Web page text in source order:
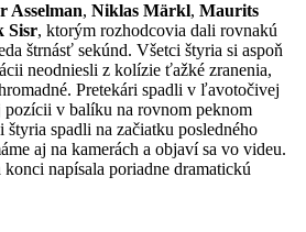
Asselman, Niklas Märkl, Maurits
Sisr, ktorým rozhodcovia dali rovnakú
štrnásť sekúnd. Všetci štyria si aspoň
neodniesli z kolízie ťažké zranenia,
Pretekári spadli v ľavotočivej
pozícii v balíku na rovnom peknom
spadli na začiatku posledného
aj na kamerách a objaví sa vo videu.
napísala poriadne dramatickú